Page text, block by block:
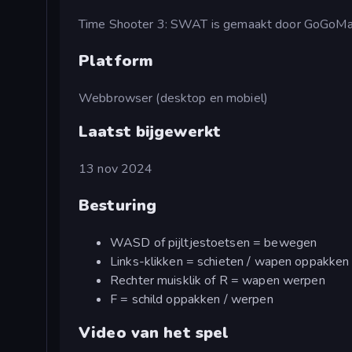
Time Shooter 3: SWAT is gemaakt door
Platform
Webbrowser (desktop en mobiel)
Laatst bijgewerkt
13 nov 2024
Besturing
WASD of pijltjestoetsen = bewegen
Links-klikken = schieten / wapen oppakken
Rechter muisklik of R = wapen werpen
F = schild oppakken / werpen
Video van het spel